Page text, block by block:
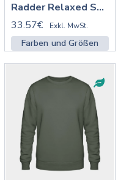
Radder Relaxed Sweatshirt ST/ST mit Stick | STSU857
33.57€
Exkl. MwSt.
Farben und Größen